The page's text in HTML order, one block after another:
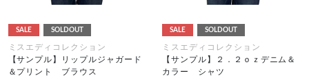
SALE SOLDOUT
ミスエディコレクション
【サンプル】リップルジャガード
＆プリント ブラウス
SALE SOLDOUT
ミスエディコレクション
【サンプル】２．２ｏｚデニム＆
カラー シャツ